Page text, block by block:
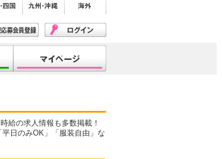
給の求人情報も多数掲載！
日のみOK」「服装自由」な